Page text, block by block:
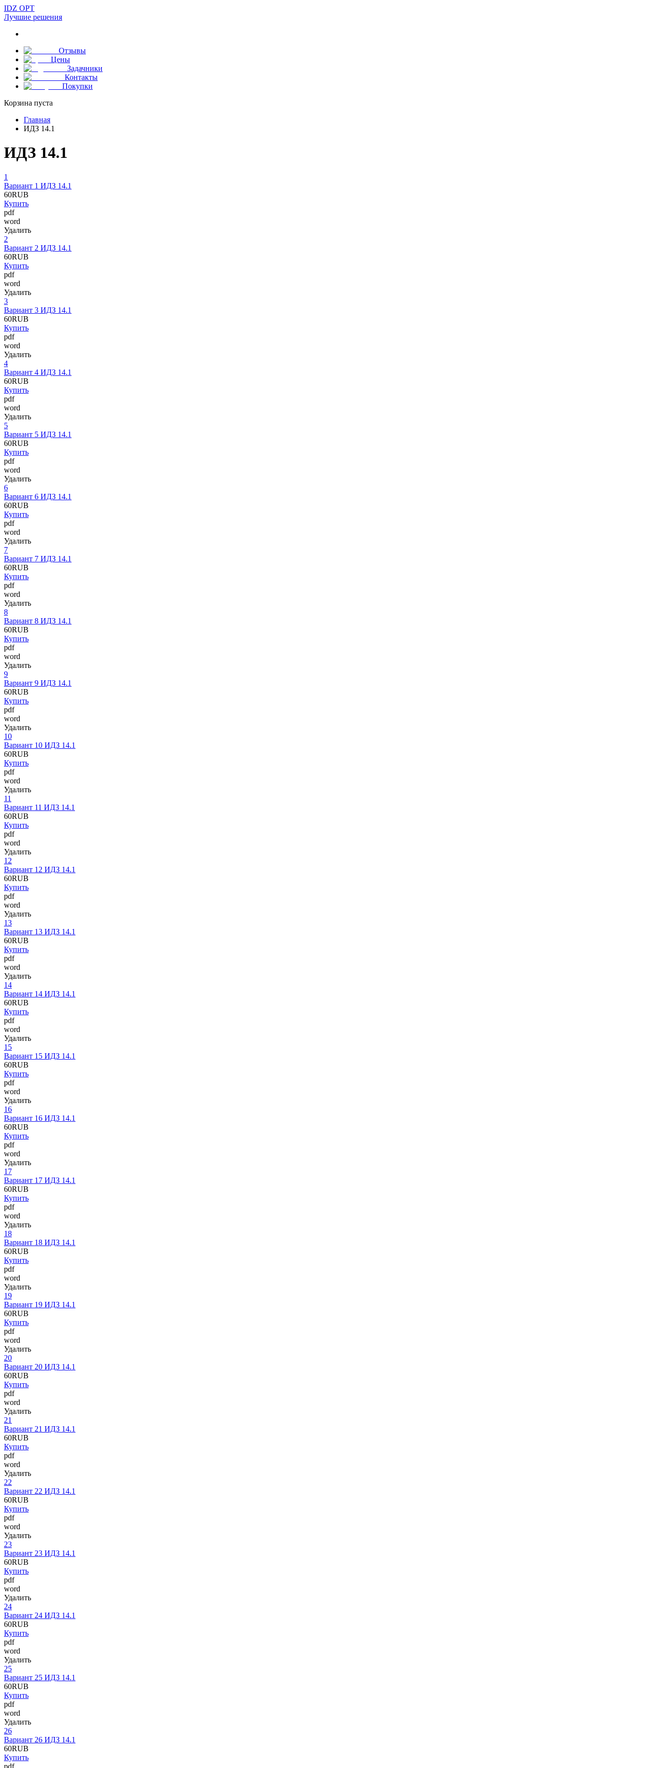
IDZ OPT
Лучшие решения
Отзывы
Цены
Задачники
Контакты
Покупки
Корзина пуста
Главная
ИДЗ 14.1
ИДЗ 14.1
1
Вариант 1 ИДЗ 14.1
60RUB
Купить
pdf
word
Удалить
2
Вариант 2 ИДЗ 14.1
60RUB
Купить
pdf
word
Удалить
3
Вариант 3 ИДЗ 14.1
60RUB
Купить
pdf
word
Удалить
4
Вариант 4 ИДЗ 14.1
60RUB
Купить
pdf
word
Удалить
5
Вариант 5 ИДЗ 14.1
60RUB
Купить
pdf
word
Удалить
6
Вариант 6 ИДЗ 14.1
60RUB
Купить
pdf
word
Удалить
7
Вариант 7 ИДЗ 14.1
60RUB
Купить
pdf
word
Удалить
8
Вариант 8 ИДЗ 14.1
60RUB
Купить
pdf
word
Удалить
9
Вариант 9 ИДЗ 14.1
60RUB
Купить
pdf
word
Удалить
10
Вариант 10 ИДЗ 14.1
60RUB
Купить
pdf
word
Удалить
11
Вариант 11 ИДЗ 14.1
60RUB
Купить
pdf
word
Удалить
12
Вариант 12 ИДЗ 14.1
60RUB
Купить
pdf
word
Удалить
13
Вариант 13 ИДЗ 14.1
60RUB
Купить
pdf
word
Удалить
14
Вариант 14 ИДЗ 14.1
60RUB
Купить
pdf
word
Удалить
15
Вариант 15 ИДЗ 14.1
60RUB
Купить
pdf
word
Удалить
16
Вариант 16 ИДЗ 14.1
60RUB
Купить
pdf
word
Удалить
17
Вариант 17 ИДЗ 14.1
60RUB
Купить
pdf
word
Удалить
18
Вариант 18 ИДЗ 14.1
60RUB
Купить
pdf
word
Удалить
19
Вариант 19 ИДЗ 14.1
60RUB
Купить
pdf
word
Удалить
20
Вариант 20 ИДЗ 14.1
60RUB
Купить
pdf
word
Удалить
21
Вариант 21 ИДЗ 14.1
60RUB
Купить
pdf
word
Удалить
22
Вариант 22 ИДЗ 14.1
60RUB
Купить
pdf
word
Удалить
23
Вариант 23 ИДЗ 14.1
60RUB
Купить
pdf
word
Удалить
24
Вариант 24 ИДЗ 14.1
60RUB
Купить
pdf
word
Удалить
25
Вариант 25 ИДЗ 14.1
60RUB
Купить
pdf
word
Удалить
26
Вариант 26 ИДЗ 14.1
60RUB
Купить
pdf